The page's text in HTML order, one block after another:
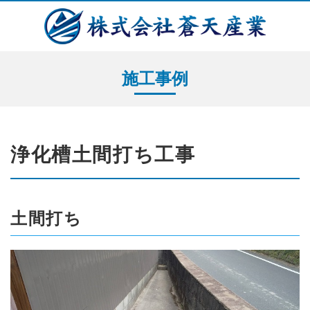
施工事例
浄化槽土間打ち工事
土間打ち